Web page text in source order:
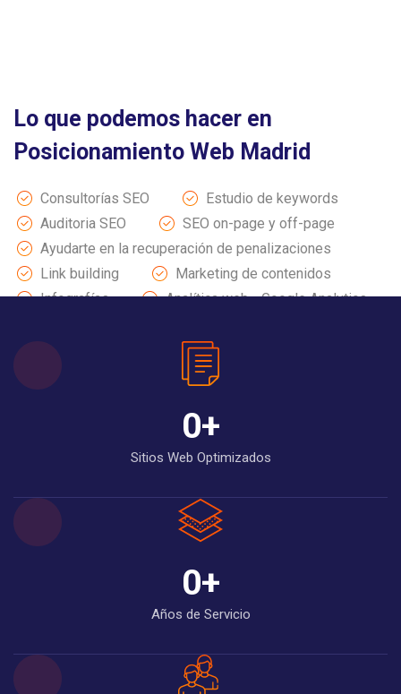
Lo que podemos hacer en
Posicionamiento Web Madrid
Consultorías SEO
Estudio de keywords
Auditoria SEO
SEO on-page y off-page
Ayudarte en la recuperación de penalizaciones
Link building
Marketing de contenidos
Infografías
Analítica web - Google Analytics
0+
Sitios Web Optimizados
0+
Años de Servicio